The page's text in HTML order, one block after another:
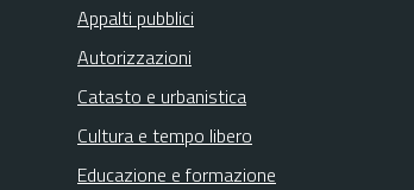
Appalti pubblici
Autorizzazioni
Catasto e urbanistica
Cultura e tempo libero
Educazione e formazione